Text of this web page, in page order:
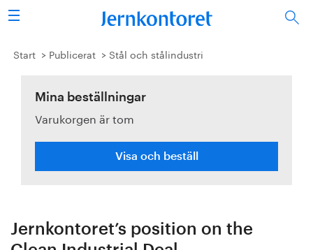
Sök
Stålindustrin
Vision 2050
Forskning/utbildning
Publicerat
Start Publicerat Stål och stålindustri
Mina beställningar
Varukorgen är tom
Visa och beställ
Jernkontoret’s position on the